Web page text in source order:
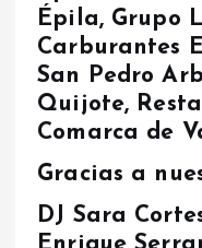
Épila, Grupo
Carburantes
San Pedro
Quijote,
Comarca de
Gracias a
DJ Sara